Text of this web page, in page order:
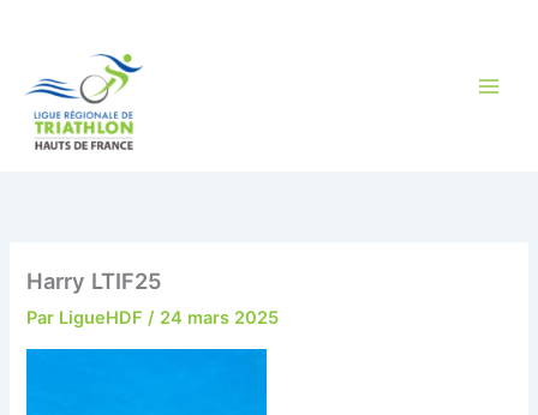
Harry LTIF25
Par LigueHDF/ 24 mars 2025